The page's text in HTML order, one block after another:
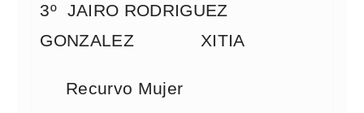
3º JAIRO RODRIGUEZ
GONZALEZ XITIA
Recurvo Mujer